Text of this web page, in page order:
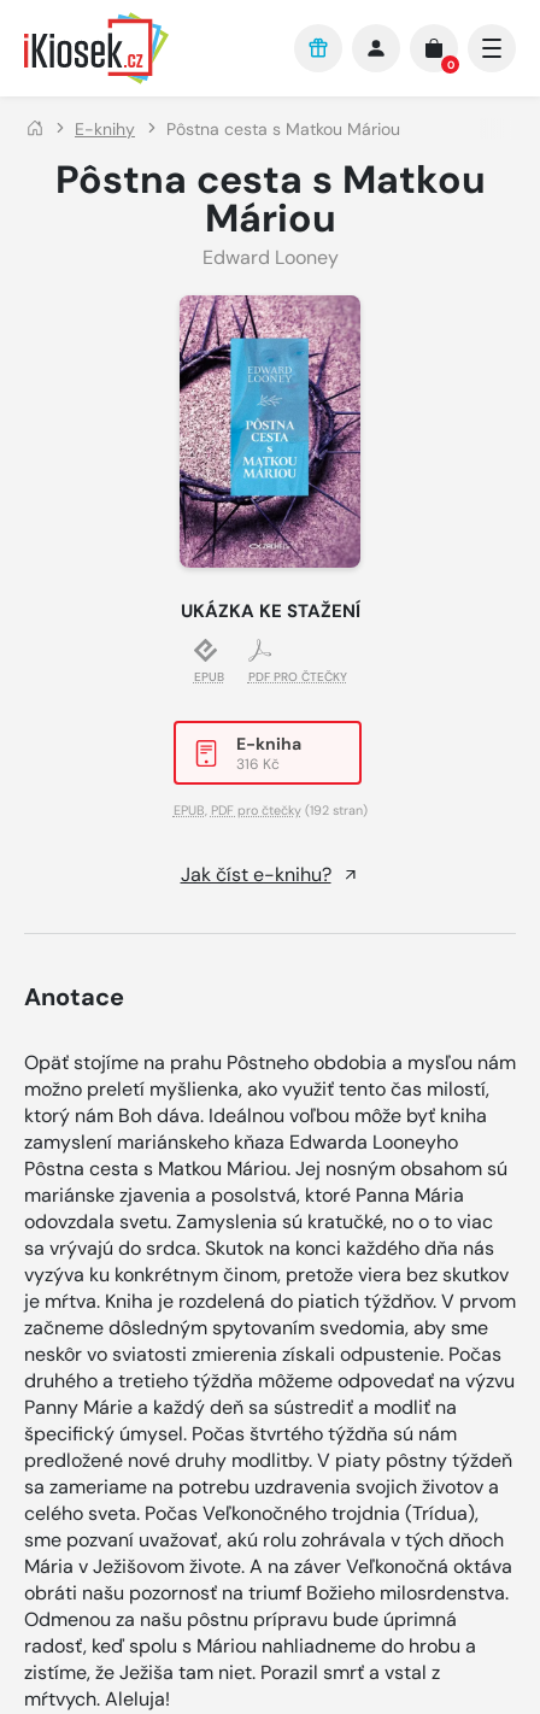
Přejít na hlavní obsah
0
E-knihy Pôstna cesta s Matkou Máriou
Pôstna cesta s Matkou
Máriou
Edward Looney
UKÁZKA KE STAŽENÍ
EPUB PDF PRO ČTEČKY
E-kniha
316 Kč
EPUB, PDF pro čtečky(192 stran)
Jak číst e-knihu?
Anotace
Opäť stojíme na prahu Pôstneho obdobia a mysľou nám
možno preletí myšlienka, ako využiť tento čas milostí,
ktorý nám Boh dáva. Ideálnou voľbou môže byť kniha
zamyslení mariánskeho kňaza Edwarda Looneyho
Pôstna cesta s Matkou Máriou. Jej nosným obsahom sú
mariánske zjavenia a posolstvá, ktoré Panna Mária
odovzdala svetu. Zamyslenia sú kratučké, no o to viac
sa vrývajú do srdca. Skutok na konci každého dňa nás
vyzýva ku konkrétnym činom, pretože viera bez skutkov
je mŕtva. Kniha je rozdelená do piatich týždňov. V prvom
začneme dôsledným spytovaním svedomia, aby sme
neskôr vo sviatosti zmierenia získali odpustenie. Počas
druhého a tretieho týždňa môžeme odpovedať na výzvu
Panny Márie a každý deň sa sústrediť a modliť na
špecifický úmysel. Počas štvrtého týždňa sú nám
predložené nové druhy modlitby. V piaty pôstny týždeň
sa zameriame na potrebu uzdravenia svojich životov a
celého sveta. Počas Veľkonočného trojdnia (Trídua),
sme pozvaní uvažovať, akú rolu zohrávala v tých dňoch
Mária v Ježišovom živote. A na záver Veľkonočná oktáva
obráti našu pozornosť na triumf Božieho milosrdenstva.
Odmenou za našu pôstnu prípravu bude úprimná
radosť, keď spolu s Máriou nahliadneme do hrobu a
zistíme, že Ježiša tam niet. Porazil smrť a vstal z
mŕtvych. Aleluja!